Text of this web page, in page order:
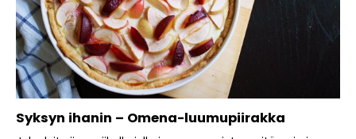
Syksyn ihanin – Omena-luumupiirakka